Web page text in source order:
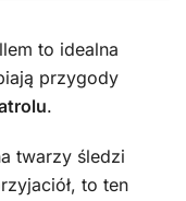
to idealna
przygody
.
twarzy śledzi
to ten